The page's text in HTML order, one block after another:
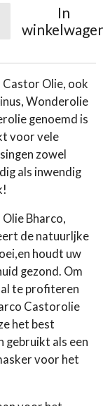
In
Castor Olie, ook
Wonderolie
genoemd is
voor vele
zowel
als inwendig
Bharco,
de natuurljke
houdt uw
gezond. Om
te profiteren
Castorolie
het best
gebruikt als een
voor het